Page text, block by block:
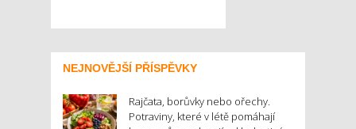
NEJNOVĚJŠÍ PŘÍSPĚVKY
Rajčata, borůvky nebo ořechy.
Potraviny, které v létě pomáhají